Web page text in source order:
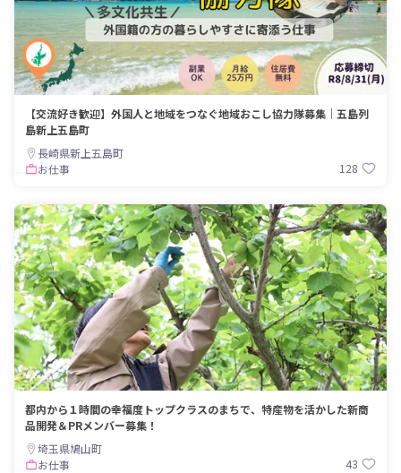
【交流好き歓迎】外国人と地域をつなぐ地域おこし協力隊募集｜五島列
島新上五島町
長崎県新上五島町
お仕事
128
都内から１時間の幸福度トップクラスのまちで、特産物を活かした新商
品開発＆PRメンバー募集！
埼玉県鳩山町
お仕事
43